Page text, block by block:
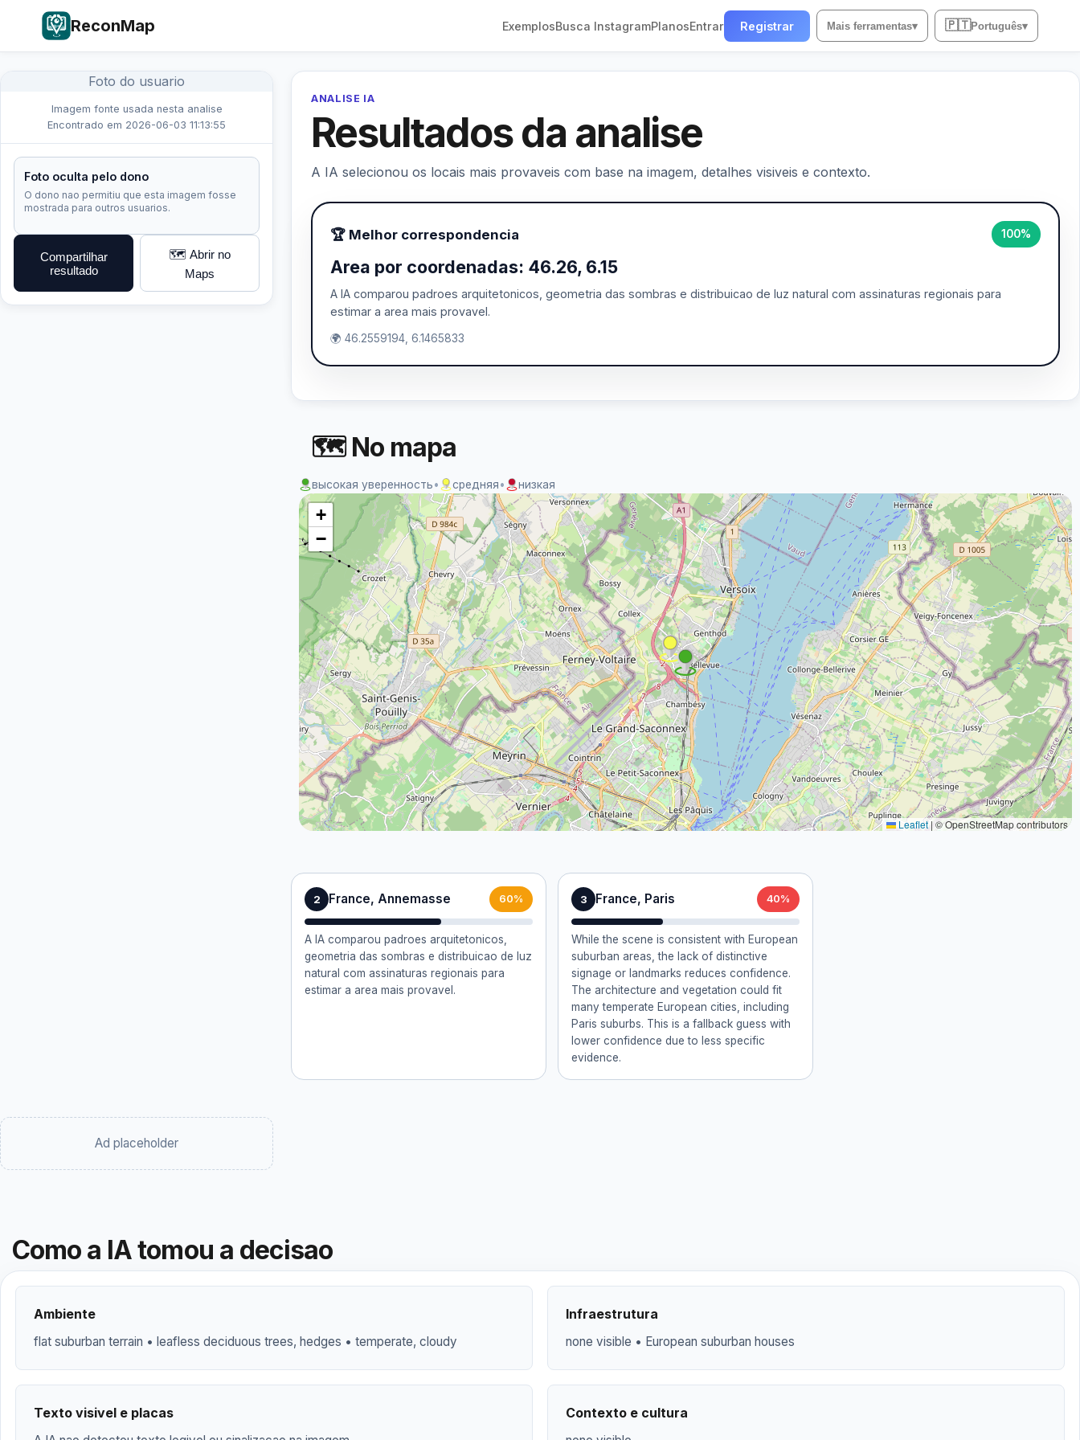
ReconMap ExemplosBusca InstagramPlanosEntrar Registrar Mais ferramentas▾ 🇵🇹Português▾
Foto do usuario
Imagem fonte usada nesta analise
Encontrado em 2026-06-03 11:13:55
Foto oculta pelo dono
O dono nao permitiu que esta imagem fosse
mostrada para outros usuarios.
Compartilhar
resultado
🗺️ Abrir no
Maps
ANALISE IA
Resultados da analise
A IA selecionou os locais mais provaveis com base na imagem, detalhes visiveis e contexto.
🏆 Melhor correspondencia 100%
Area por coordenadas: 46.26, 6.15
A IA comparou padroes arquitetonicos, geometria das sombras e distribuicao de luz natural com assinaturas regionais para
estimar a area mais provavel.
🌍 46.2559194, 6.1465833
2 France, Annemasse 60%
A IA comparou padroes arquitetonicos,
geometria das sombras e distribuicao de luz
natural com assinaturas regionais para
estimar a area mais provavel.
3 France, Paris 40%
While the scene is consistent with European
suburban areas, the lack of distinctive
signage or landmarks reduces confidence.
The architecture and vegetation could fit
many temperate European cities, including
Paris suburbs. This is a fallback guess with
lower confidence due to less specific
evidence.
Ad placeholder
🗺 No mapa
высокая уверенность• средняя• низкая
+
−
Leaflet| © OpenStreetMap contributors
Como a IA tomou a decisao
Ambiente
flat suburban terrain • leafless deciduous trees, hedges • temperate, cloudy
Infraestrutura
none visible • European suburban houses
Texto visivel e placas Contexto e cultura